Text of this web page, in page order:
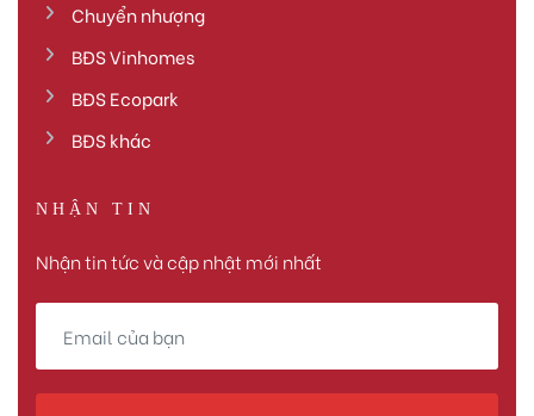
Chuyển nhượng
BĐS Vinhomes
BĐS Ecopark
BĐS khác
NHẬN TIN
Nhận tin tức và cập nhật mới nhất